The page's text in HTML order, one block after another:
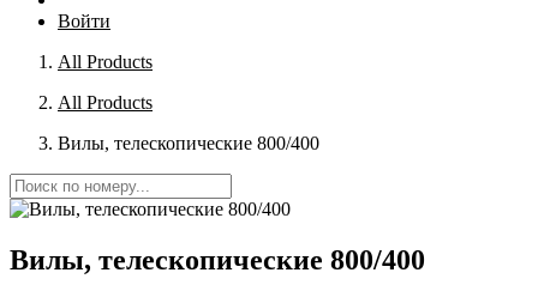
Войти
All Products
All Products
Вилы, телескопические 800/400
Вилы, телескопические 800/400